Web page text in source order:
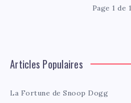
Page 1 de 1
Articles Populaires
La Fortune de Snoop Dogg